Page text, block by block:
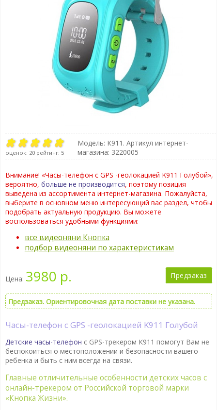
оценок: 20рейтинг: 5
Модель: К911 . Артикул интернет-
магазина: 3220005
Внимание! «Часы-телефон с GPS -геолокацией K911 Голубой»,
вероятно, больше не производится, поэтому позиция
выведена из ассортимента интернет-магазина. Пожалуйста,
выберите в основном меню интересующий вас раздел, чтобы
подобрать актуальную продукцию. Вы можете
воспользоваться удобными функциями:
все видеоняни Кнопка
подбор видеоняни по характеристикам
Цена: 3980 р. Предзаказ
Предзаказ. Ориентировочная дата поставки не указана.
Часы-телефон с GPS -геолокацией K911 Голубой
Детские часы-телефон с GPS-трекером К911 помогут Вам не
беспокоиться о местоположении и безопасности вашего
ребенка и быть с ним всегда на связи.
Главные отличительные особенности детских часов с
онлайн-трекером от Российской торговой марки
«Кнопка Жизни».